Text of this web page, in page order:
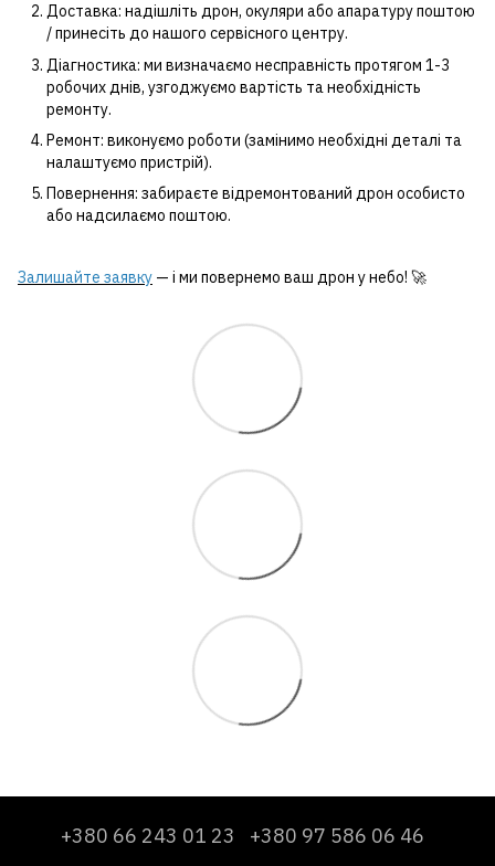
Доставка: надішліть дрон, окуляри або апаратуру поштою
/ принесіть до нашого сервісного центру.
Діагностика: ми визначаємо несправність протягом 1-3
робочих днів, узгоджуємо вартість та необхідність
ремонту.
Ремонт: виконуємо роботи (замінимо необхідні деталі та
налаштуємо пристрій).
Повернення: забираєте відремонтований дрон особисто
або надсилаємо поштою.
Залишайте заявку — і ми повернемо ваш дрон у небо! 🚀
+380 66 243 01 23 +380 97 586 06 46